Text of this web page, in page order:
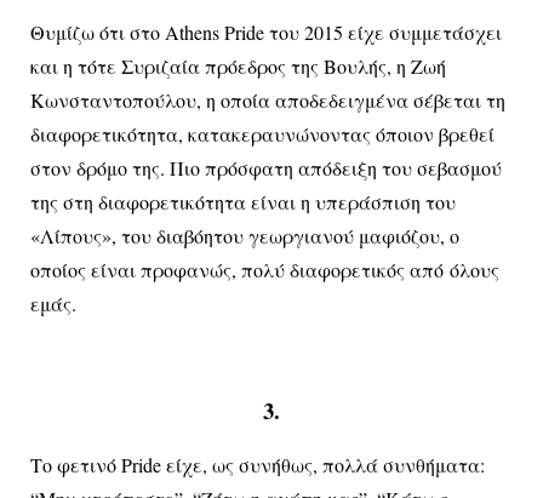
Θυμίζω ότι στο Athens Pride του 2015 είχε συμμετάσχει
και η τότε Συριζαία πρόεδρος της Βουλής, η Ζωή
Κωνσταντοπούλου, η οποία αποδεδειγμένα σέβεται τη
διαφορετικότητα, κατακεραυνώνοντας όποιον βρεθεί
στον δρόμο της. Πιο πρόσφατη απόδειξη του σεβασμού
της στη διαφορετικότητα είναι η υπεράσπιση του
«Λίπους», του διαβόητου γεωργιανού μαφιόζου, ο
οποίος είναι προφανώς, πολύ διαφορετικός από όλους
εμάς.
3.
Το φετινό Pride είχε, ως συνήθως, πολλά συνθήματα: